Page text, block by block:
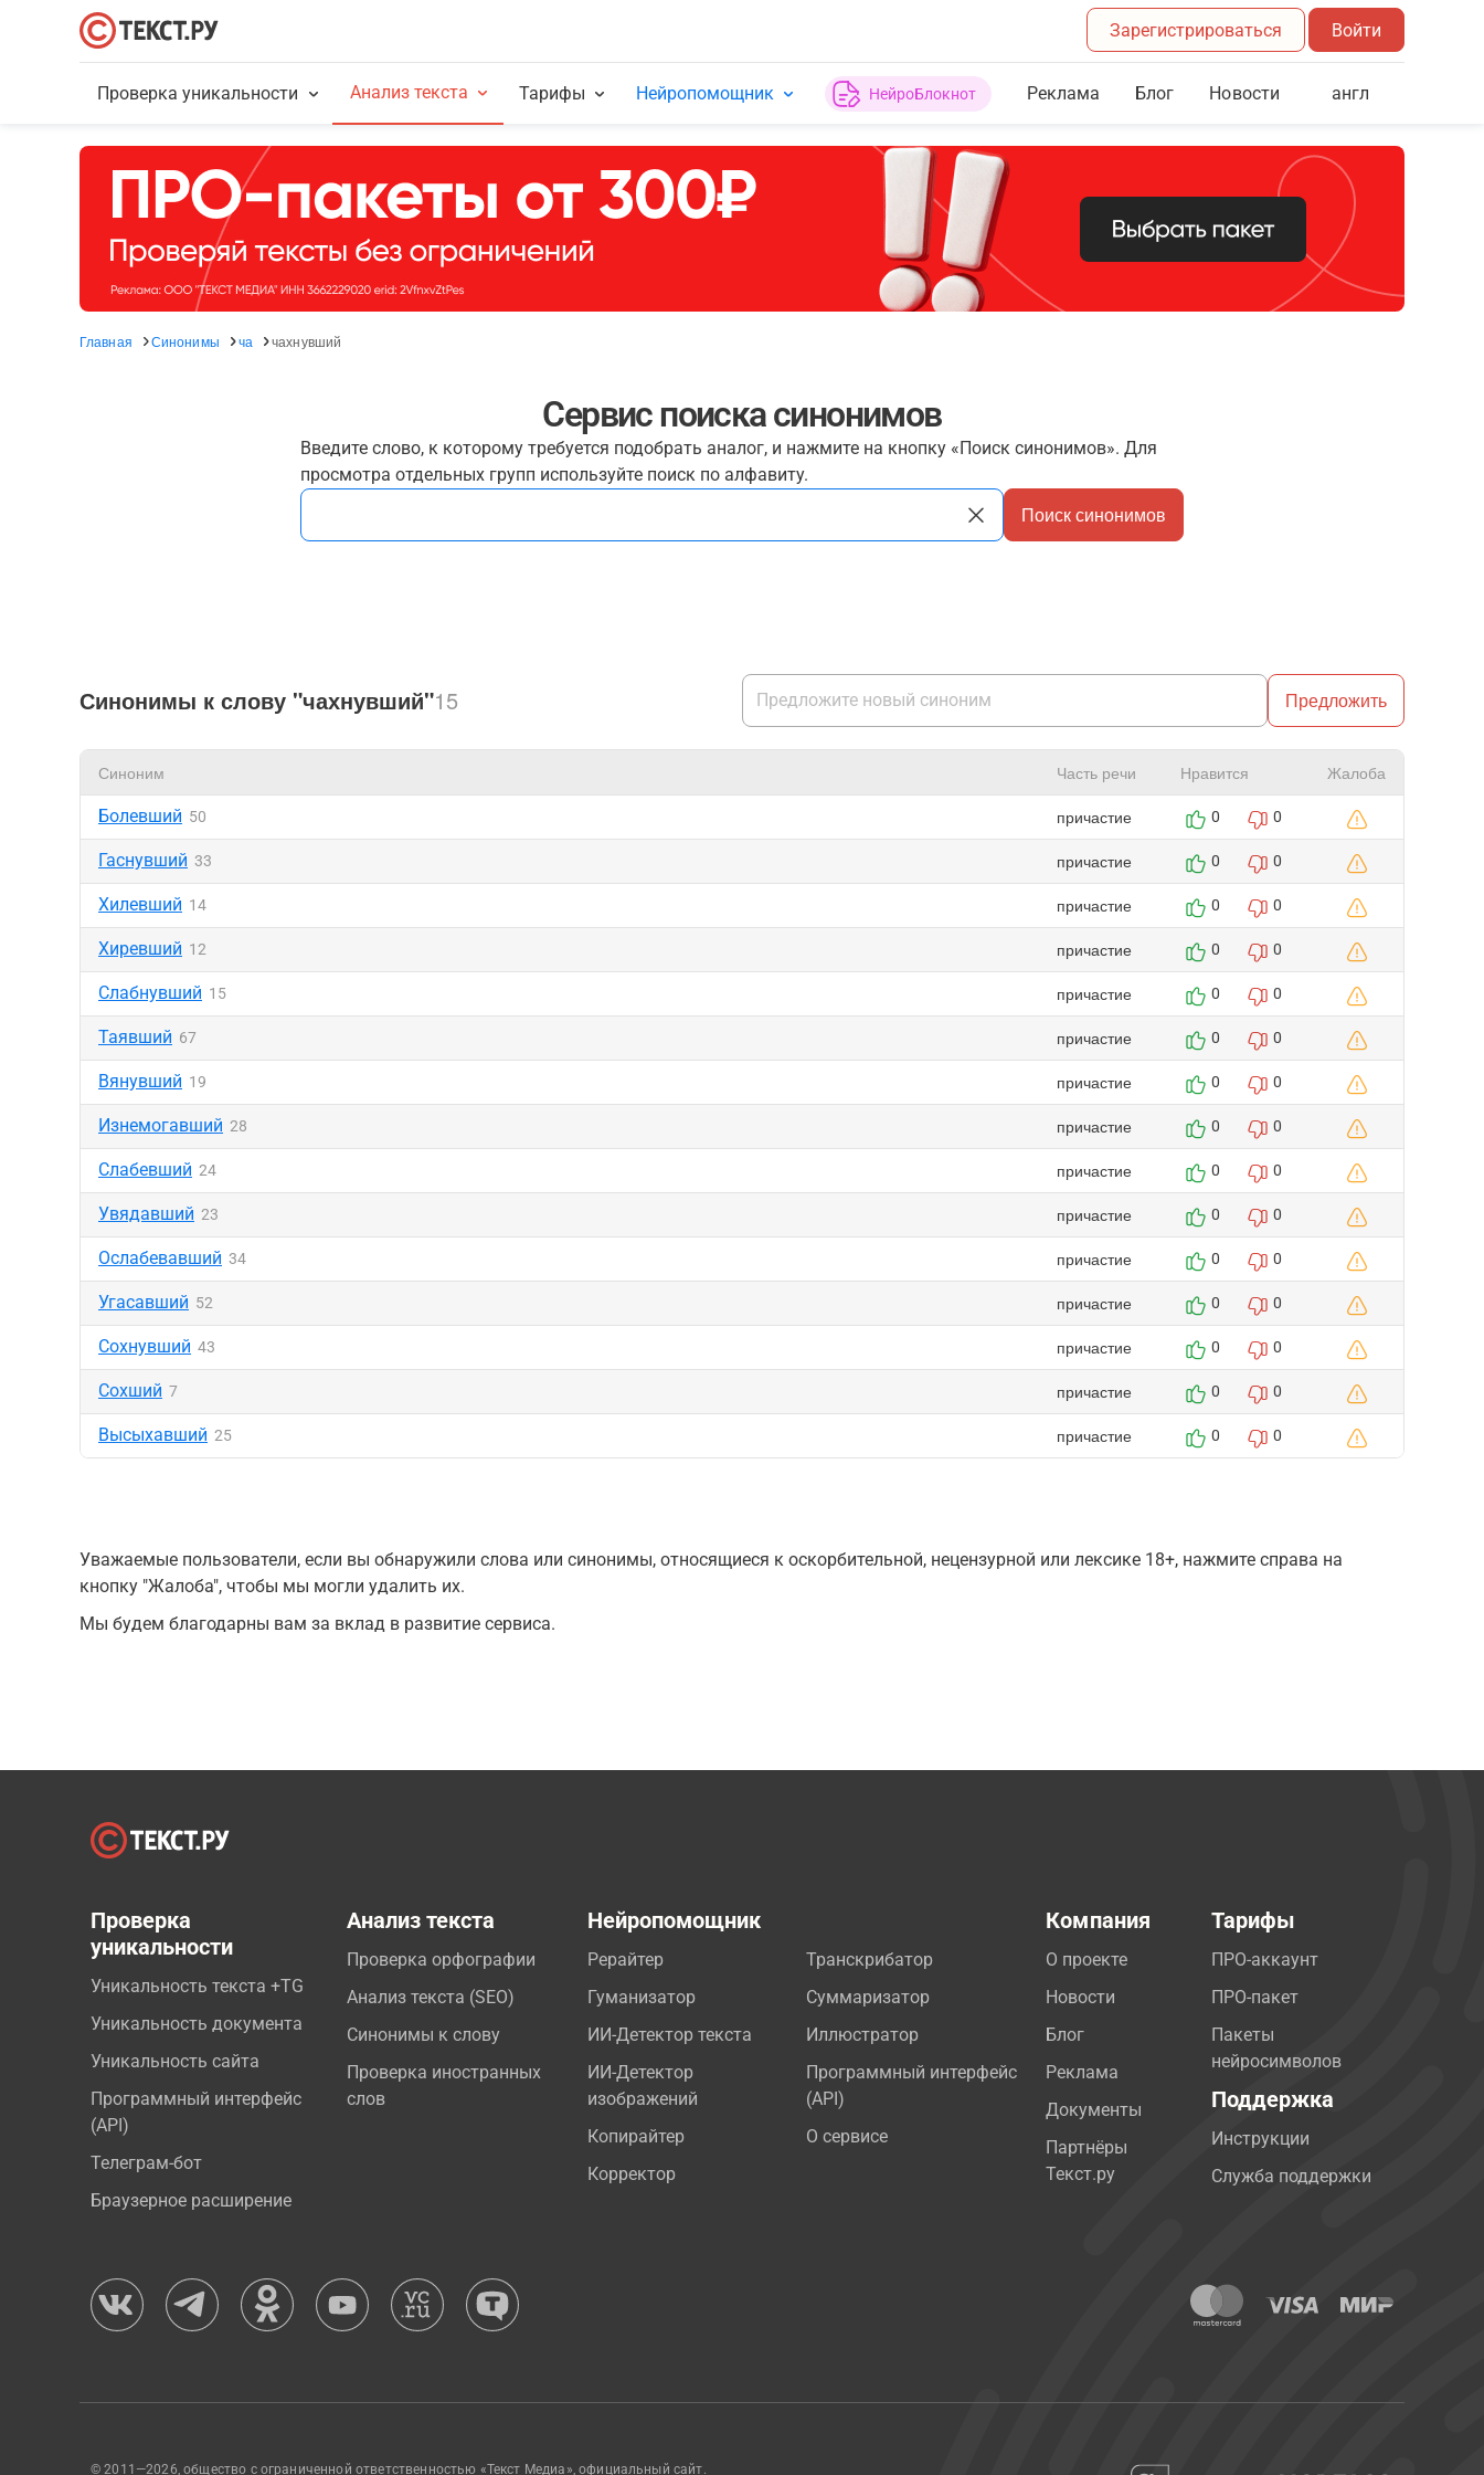
Зарегистрироваться Войти
Проверка уникальности Анализ текста Тарифы Нейропомощник НейроБлокнот Реклама Блог Новости англ
Главная Синонимы ча чахнувший
Сервис поиска синонимов
Введите слово, к которому требуется подобрать аналог, и нажмите на кнопку «Поиск синонимов». Для
просмотра отдельных групп используйте поиск по алфавиту.
Поиск синонимов
Синонимы к слову "чахнувший"15 Предложить
Синоним Часть речи Нравится Жалоба
Болевший 50 причастие 0 0
Гаснувший 33 причастие 0 0
Хилевший 14 причастие 0 0
Хиревший 12 причастие 0 0
Слабнувший 15 причастие 0 0
Таявший 67 причастие 0 0
Вянувший 19 причастие 0 0
Изнемогавший 28 причастие 0 0
Слабевший 24 причастие 0 0
Увядавший 23 причастие 0 0
Ослабевавший 34 причастие 0 0
Угасавший 52 причастие 0 0
Сохнувший 43 причастие 0 0
Сохший 7 причастие 0 0
Высыхавший 25 причастие 0 0
Уважаемые пользователи, если вы обнаружили слова или синонимы, относящиеся к оскорбительной, нецензурной или лексике 18+, нажмите справа на
кнопку "Жалоба", чтобы мы могли удалить их.
Мы будем благодарны вам за вклад в развитие сервиса.
Проверка
уникальности
Уникальность текста +TG
Уникальность документа
Уникальность сайта
Программный интерфейс
(API)
Телеграм-бот
Браузерное расширение
Анализ текста
Проверка орфографии
Анализ текста (SEO)
Синонимы к слову
Проверка иностранных
слов
Нейропомощник
Рерайтер
Гуманизатор
ИИ-Детектор текста
ИИ-Детектор
изображений
Копирайтер
Корректор
Транскрибатор
Суммаризатор
Иллюстратор
Программный интерфейс
(API)
О сервисе
Компания
О проекте
Новости
Блог
Реклама
Документы
Партнёры
Текст.ру
Тарифы
ПРО-аккаунт
ПРО-пакет
Пакеты
нейросимволов
Поддержка
Инструкции
Служба поддержки
© 2011—2026, общество с ограниченной ответственностью «Текст Медиа», официальный сайт.